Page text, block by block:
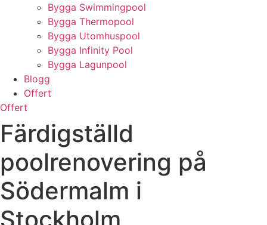
Bygga Swimmingpool
Bygga Thermopool
Bygga Utomhuspool
Bygga Infinity Pool
Bygga Lagunpool
Blogg
Offert
Offert
Färdigställd
poolrenovering på
Södermalm i